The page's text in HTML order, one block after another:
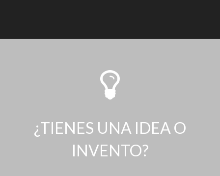
¿TIENES UNA IDEA O
INVENTO?